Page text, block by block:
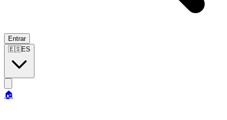
Entrar
🇪🇸ES
🏠